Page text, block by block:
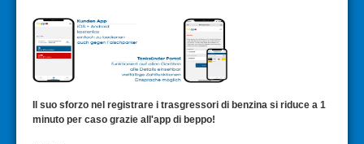
Il suo sforzo nel registrare i trasgressori di benzina si riduce a 1
minuto per caso grazie all'app di beppo!